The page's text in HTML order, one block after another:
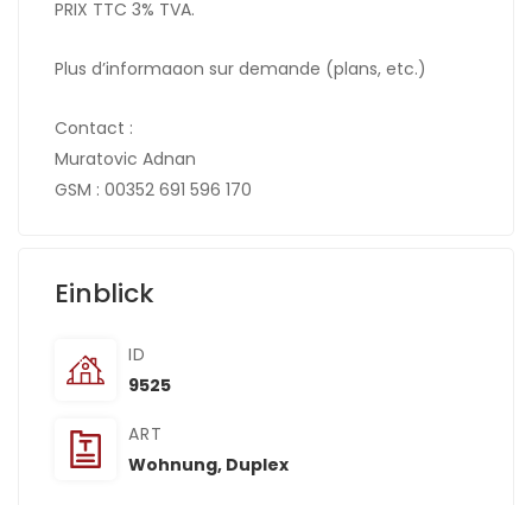
PRIX TTC 3% TVA.
Plus d’informaaon sur demande (plans, etc.)
Contact :
Muratovic Adnan
GSM : 00352 691 596 170
Einblick
ID
9525
ART
Wohnung, Duplex